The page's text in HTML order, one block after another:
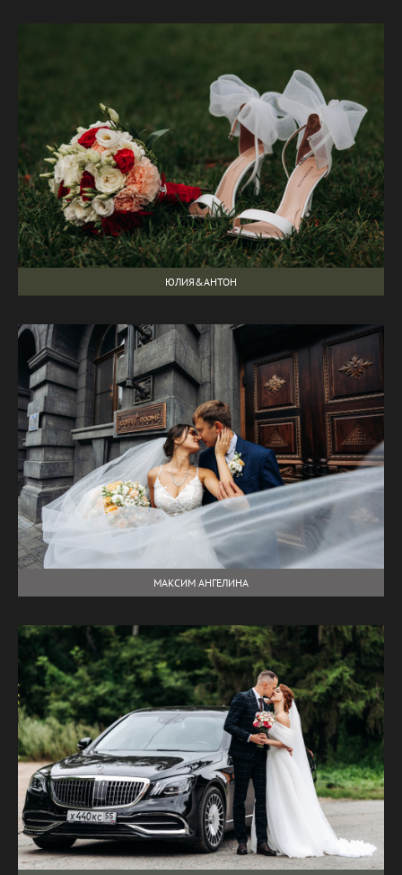
ЮЛИЯ&АНТОН
МАКСИМ АНГЕЛИНА